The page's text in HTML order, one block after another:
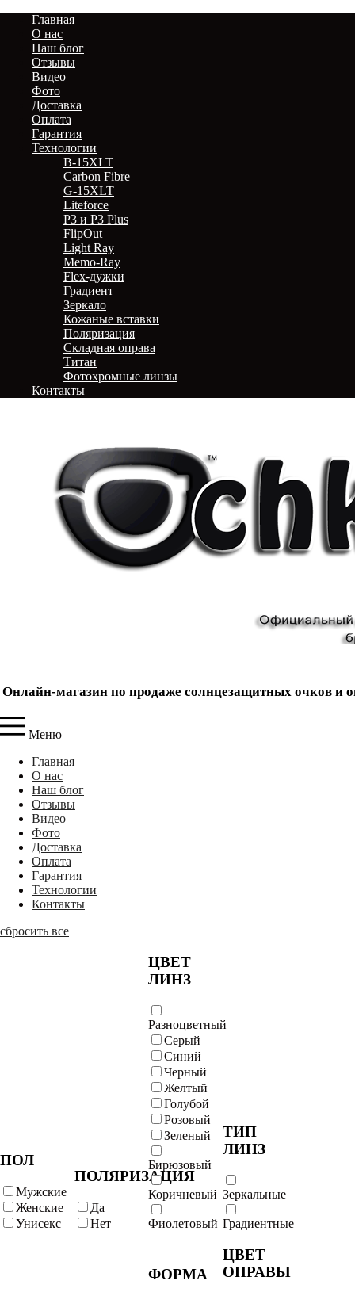
Главная
О нас
Наш блог
Отзывы
Видео
Фото
Доставка
Оплата
Гарантия
Технологии
B-15XLT
Carbon Fibre
G-15XLT
Liteforce
P3 и P3 Plus
FlipOut
Light Ray
Memo-Ray
Flex-дужки
Градиент
Зеркало
Кожаные вставки
Поляризация
Складная оправа
Титан
Фотохромные линзы
Контакты
Онлайн-магазин по продаже солнцезащитных очков и
Меню
Главная
О нас
Наш блог
Отзывы
Видео
Фото
Доставка
Оплата
Гарантия
Технологии
Контакты
сбросить все
ПОЛ
Мужские
Женские
Унисекс
ПОЛЯРИЗАЦИЯ
Да
Нет
ЦВЕТ
ЛИНЗ
Разноцветный
Серый
Синий
Черный
Желтый
Голубой
Розовый
Зеленый
Бирюзовый
Коричневый
Фиолетовый
ТИП
ЛИНЗ
Зеркальные
Градиентные
ФОРМА
ЦВЕТ
ОПРАВЫ